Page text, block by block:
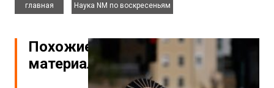
главная
Наука NM по воскресеньям
Похожие
материалы